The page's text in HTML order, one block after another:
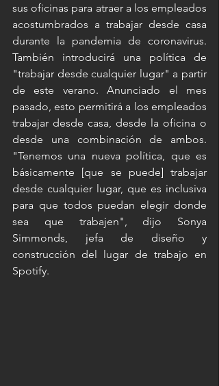
sus oficinas para atraer a los empleados
acostumbrados a trabajar desde casa
durante la pandemia de coronavirus.
También introducirá una política de
"trabajar desde cualquier lugar" a partir
de este verano. Anunciado el mes
pasado, esto permitirá a los empleados
trabajar desde casa, desde la oficina o
desde una combinación de ambos.
"Tenemos una nueva política, que es
básicamente [que se puede] trabajar
desde cualquier lugar, que es inclusiva
para que todos puedan elegir donde
sea que trabajen", dijo Sonya
Simmonds, jefa de diseño y
construcción del lugar de trabajo en
Spotify.